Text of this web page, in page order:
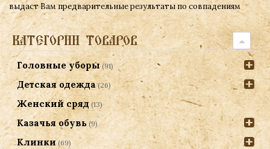
выдаст Вам предварительные результаты по совпадениям
КАТЕГОРИИ ТОВАРОВ
Головные уборы (91)
Детская одежда (26)
Женский сряд (13)
Казачья обувь (9)
Клинки (69)